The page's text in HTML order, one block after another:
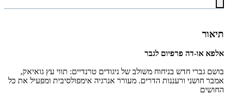
תיאור
אלפא או-דה פרפיום לגבר
בושם גברי חדש בניחוח משולב של ניגודים טרנדיים: תווי עץ גואיאק,
אמבר חושני ורעננות הדרים. מעורר אנרגיה אימפולסיבית ומפעיל את כל
החושים